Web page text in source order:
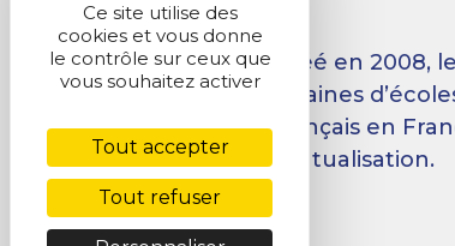
Créé en 2008,
dizaines
français en
mutualisation.
Ce site utilise des
cookies et vous donne
le contrôle sur ceux que
vous souhaitez activer
Tout accepter
Tout refuser